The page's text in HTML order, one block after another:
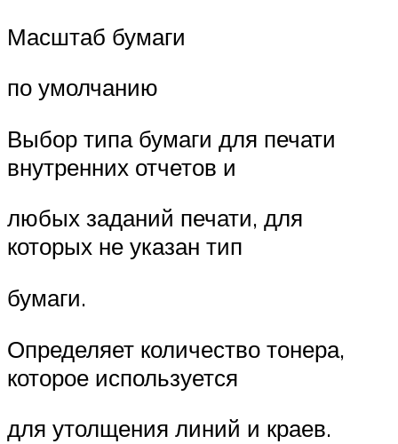
Масштаб бумаги
по умолчанию
Выбор типа бумаги для печати
внутренних отчетов и
любых заданий печати, для
которых не указан тип
бумаги.
Определяет количество тонера,
которое используется
для утолщения линий и краев.